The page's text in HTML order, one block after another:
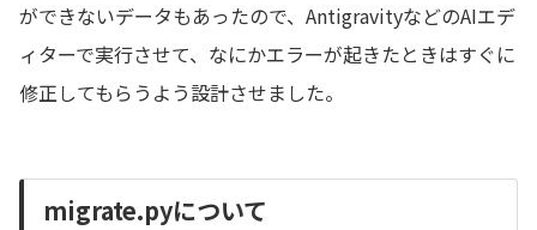
ができないデータもあったので、AntigravityなどのAIエデ
ィターで実行させて、なにかエラーが起きたときはすぐに
修正してもらうよう設計させました。
migrate.pyについて